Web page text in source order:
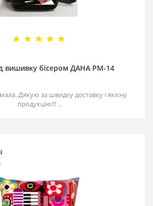
вишивку бісером ДАНА РМ-14
Дякую за швидку доставку і якісну
продукцію!!! ..